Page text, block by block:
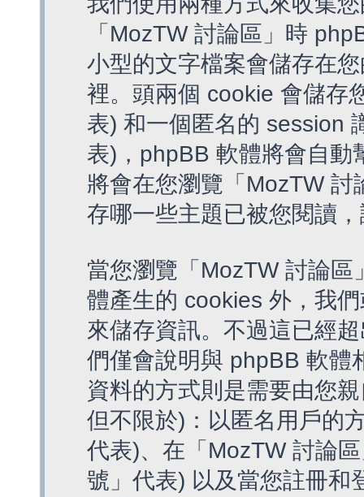
「MozTW 討論區」時
小型的文字檔案會儲存在
裡。頭兩個 cookie 會儲存
表) 和一個匿名的 session
表)，phpBB 軟體將會自動
將會在您瀏覽「MozTW
存哪一些主題已被您閱讀
當您瀏覽「MozTW 討論
體產生的 cookies 外，我
來儲存資訊。不過這已經
們僅會說明與 phpBB 軟體
資料的方式則是需要由您
但不限於)：以匿名用戶的
代表)、在「MozTW 討論
號」代表) 以及當您註冊和